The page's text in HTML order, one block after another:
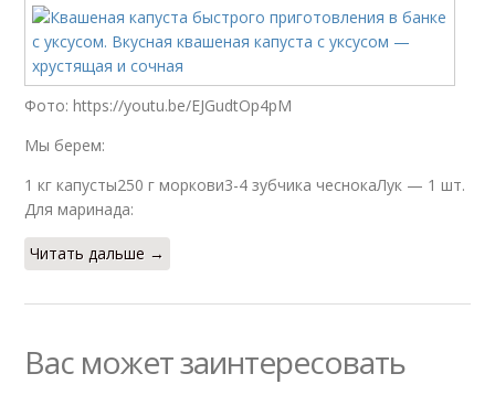
Фото: https://youtu.be/EJGudtOp4pM
Мы берем:
1 кг капусты250 г моркови3-4 зубчика чеснокаЛук — 1 шт.
Для маринада:
Читать дальше →
Вас может заинтересовать